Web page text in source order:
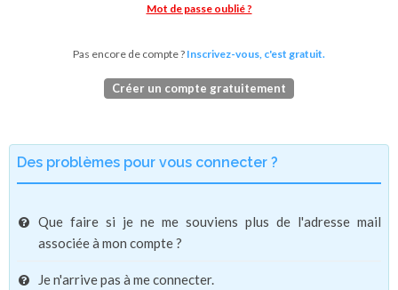
Mot de passe oublié ?
Pas encore de compte ? Inscrivez-vous, c'est gratuit.
Créer un compte gratuitement
Des problèmes pour vous connecter ?
Que faire si je ne me souviens plus de l'adresse mail
associée à mon compte ?
Je n'arrive pas à me connecter.